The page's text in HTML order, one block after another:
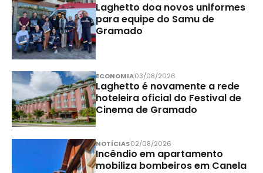
Laghetto doa novos uniformes
para equipe do Samu de
Gramado
ECONOMIA03/08/2026
Laghetto é novamente a rede
hoteleira oficial do Festival de
Cinema de Gramado
NOTÍCIAS02/08/2026
Incêndio em apartamento
mobiliza bombeiros em Canela